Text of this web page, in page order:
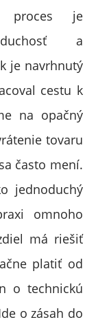
proces je
a
je navrhnutý
cestu k
na opačný
tovaru
často mení.
jednoduchý
omnoho
má riešiť
platiť od
o technickú
o zásah do